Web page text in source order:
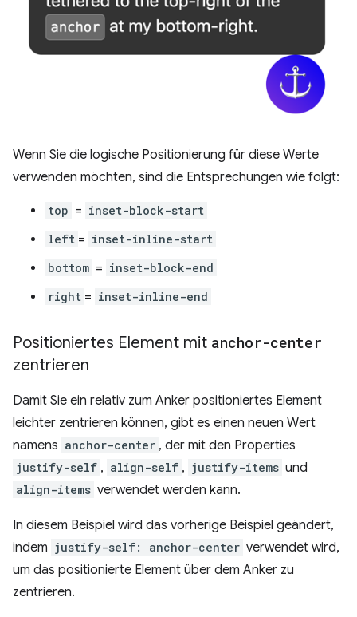
Wenn Sie die logische Positionierung für diese Werte
verwenden möchten, sind die Entsprechungen wie folgt:
top = inset-block-start
left = inset-inline-start
bottom = inset-block-end
right = inset-inline-end
Positioniertes Element mit anchor-center
zentrieren
Damit Sie ein relativ zum Anker positioniertes Element
leichter zentrieren können, gibt es einen neuen Wert
namens anchor-center , der mit den Properties
justify-self , align-self , justify-items und
align-items verwendet werden kann.
In diesem Beispiel wird das vorherige Beispiel geändert,
indem justify-self: anchor-center verwendet wird,
um das positionierte Element über dem Anker zu
zentrieren.